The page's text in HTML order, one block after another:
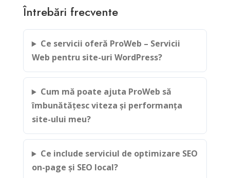
Întrebări frecvente
Ce servicii oferă ProWeb – Servicii
Web pentru site-uri WordPress?
Cum mă poate ajuta ProWeb să
îmbunătățesc viteza și performanța
site-ului meu?
Ce include serviciul de optimizare SEO
on-page și SEO local?